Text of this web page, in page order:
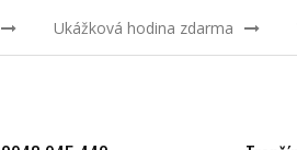
Ukážková hodina zdarma